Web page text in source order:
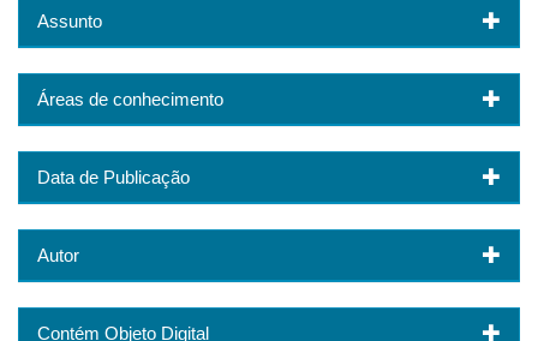
Assunto
Áreas de conhecimento
Data de Publicação
Autor
Contém Objeto Digital